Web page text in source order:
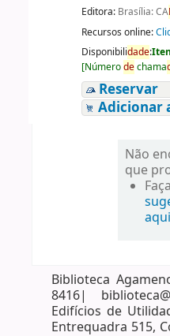
Editora: Brasília: CA
Recursos online:
Disponibilidade:
[Númerodechama
Reservar
Adicionar
Não
que
Biblioteca
8416|
Edifícios de
Entrequadra 515,